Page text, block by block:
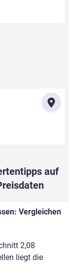
auf
Vergleichen
2,08
liegt die